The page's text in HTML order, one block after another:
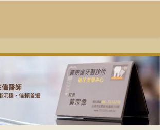
台
南
植